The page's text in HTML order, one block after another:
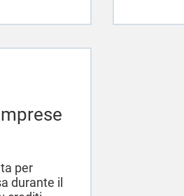
per
durante il